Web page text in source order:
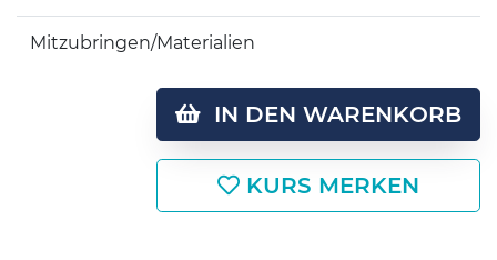
Mitzubringen/Materialien
IN DEN WARENKORB
KURS MERKEN